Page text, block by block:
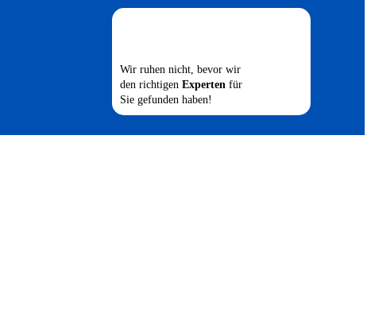
Wir ruhen nicht, bevor wir
den richtigen Experten für
Sie gefunden haben!